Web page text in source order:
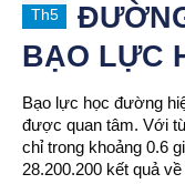
Th5
BẠO LỰC
Bạo lực học đường
được quan tâm. Với
chỉ trong khoảng 0.6
28.200.200 kết quả